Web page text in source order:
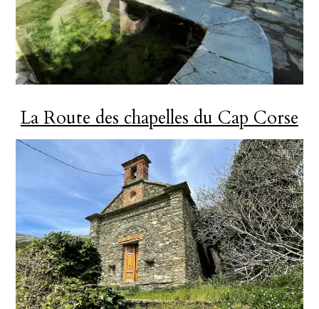
La Route des chapelles du Cap Corse